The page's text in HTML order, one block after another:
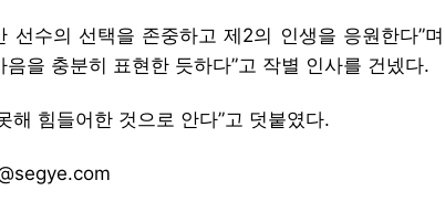
선수의 선택을 존중하고 제2의 인생을 응원한다”며
을 충분히 표현한 듯하다”고 작별 인사를 건넸다.
해 힘들어한 것으로 안다”고 덧붙였다.